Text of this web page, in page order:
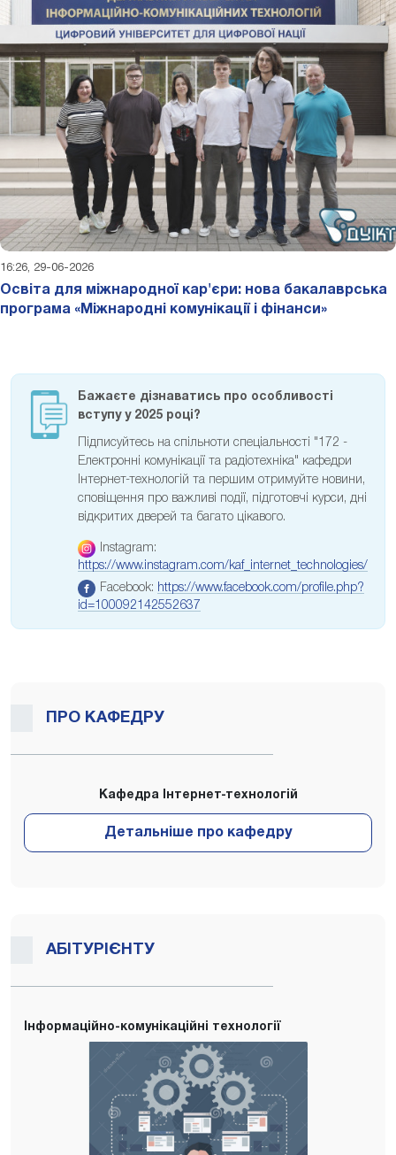
16:26, 29-06-2026
Освіта для міжнародної кар'єри: нова бакалаврська
програма «Міжнародні комунікації і фінанси»
Бажаєте дізнаватись про особливості
вступу у 2025 році?
Підписуйтесь на спільноти спеціальності "172 -
Електронні комунікації та радіотехніка" кафедри
Інтернет-технологій та першим отримуйте новини,
сповіщення про важливі події, підготовчі курси, дні
відкритих дверей та багато цікавого.
Instagram:
https://www.instagram.com/kaf_internet_technologies/
Facebook: https://www.facebook.com/profile.php?
id=100092142552637
ПРО КАФЕДРУ
Кафедра Інтернет-технологій
АБІТУРІЄНТУ
Інформаційно-комунікаційні технології